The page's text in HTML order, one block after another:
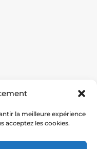
la meilleure expérience
acceptez les cookies.
de tennis|Devis
|Prix construction